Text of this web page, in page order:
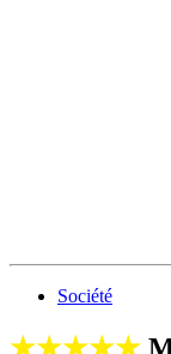
Société
★★★★★